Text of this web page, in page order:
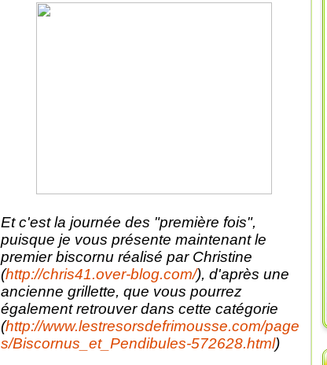
Et c'est la journée des "première fois",
puisque je vous présente maintenant le
premier biscornu réalisé par Christine
(http://chris41.over-blog.com/), d'après une
ancienne grillette, que vous pourrez
également retrouver dans cette catégorie
(http://www.lestresorsdefrimousse.com/page
s/Biscornus_et_Pendibules-572628.html)